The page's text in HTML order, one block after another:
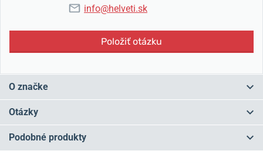
info@helveti.sk
Položiť otázku
O značke
výrobu hodiniek a bohatú históriu firmy Hasler & Co SA, ktorej
počiatky sa datujú
ale až v roku 1993. Hodinky
Otázky
Máte otázku? Zanechajte nám komentár
Podobné produkty